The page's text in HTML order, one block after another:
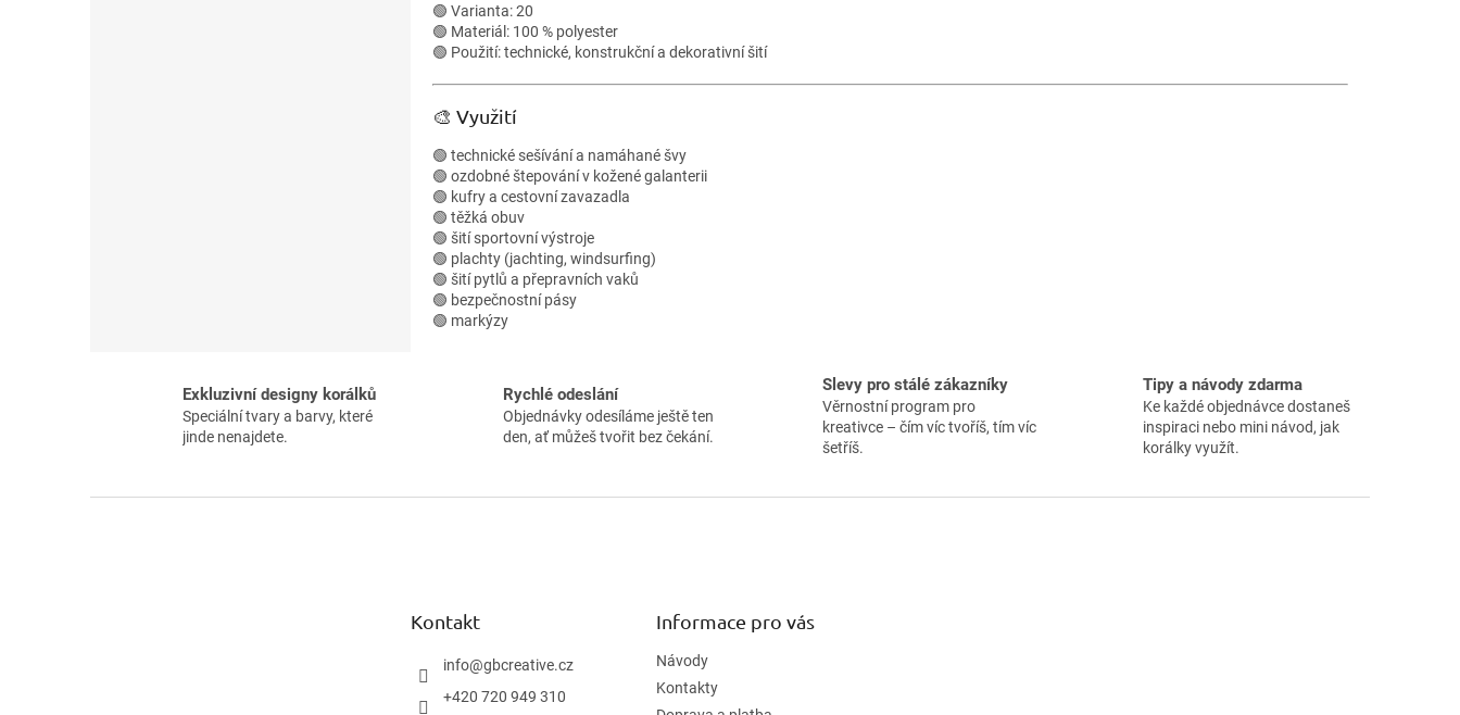
🟢 Varianta: 20
🟢 Materiál: 100 % polyester
🟢 Použití: technické, konstrukční a dekorativní šití
🎨 Využití
🟢 technické sešívání a namáhané švy
🟢 ozdobné štepování v kožené galanterii
🟢 kufry a cestovní zavazadla
🟢 těžká obuv
🟢 šití sportovní výstroje
🟢 plachty (jachting, windsurfing)
🟢 šití pytlů a přepravních vaků
🟢 bezpečnostní pásy
🟢 markýzy
Exkluzivní designy korálků
Speciální tvary a barvy, které
jinde nenajdete.
Rychlé odeslání
Objednávky odesíláme ještě ten
den, ať můžeš tvořit bez čekání.
Slevy pro stálé zákazníky
Věrnostní program pro
kreativce – čím víc tvoříš, tím víc
šetříš.
Tipy a návody zdarma
Ke každé objednávce dostaneš
inspiraci nebo mini návod, jak
korálky využít.
Kontakt
info@gbcreative.cz
+420 720 949 310
Informace pro vás
Návody
Kontakty